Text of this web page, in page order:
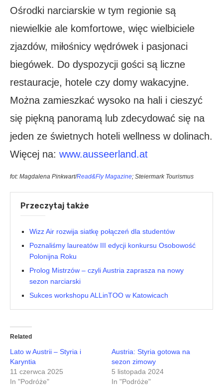
Ośrodki narciarskie w tym regionie są
niewielkie ale komfortowe, więc wielbiciele
zjazdów, miłośnicy wędrówek i pasjonaci
biegówek. Do dyspozycji gości są liczne
restauracje, hotele czy domy wakacyjne.
Można zamieszkać wysoko na hali i cieszyć
się piękną panoramą lub zdecydować się na
jeden ze świetnych hoteli wellness w dolinach.
Więcej na: www.ausseerland.at
fot: Magdalena Pinkwart/Read&Fly Magazine; Steiermark Tourismus
Przeczytaj także
Wizz Air rozwija siatkę połączeń dla studentów
Poznaliśmy laureatów III edycji konkursu Osobowość
Polonijna Roku
Prolog Mistrzów – czyli Austria zaprasza na nowy
sezon narciarski
Sukces workshopu ALLinTOO w Katowicach
Related
Lato w Austrii – Styria i
Karyntia
11 czerwca 2025
In "Podróże"
Austria: Styria gotowa na
sezon zimowy
5 listopada 2024
In "Podróże"